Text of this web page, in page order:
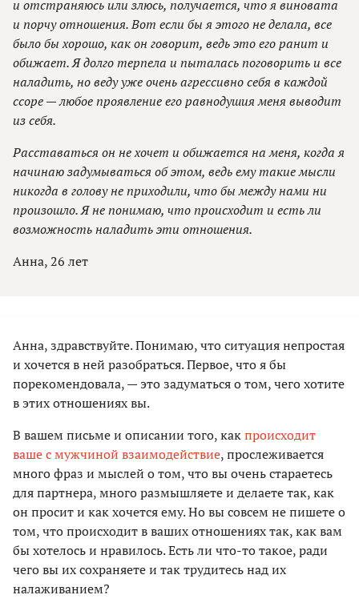
и отстраняюсь или злюсь, получается, что я виновата
и порчу отношения. Вот если бы я этого не делала, все
было бы хорошо, как он говорит, ведь это его ранит и
обижает. Я долго терпела и пыталась поговорить и все
наладить, но веду уже очень агрессивно себя в каждой
ссоре — любое проявление его равнодушия меня выводит
из себя.
Расставаться он не хочет и обижается на меня, когда я
начинаю задумываться об этом, ведь ему такие мысли
никогда в голову не приходили, что бы между нами ни
произошло. Я не понимаю, что происходит и есть ли
возможность наладить эти отношения.
Анна, 26 лет
Анна, здравствуйте. Понимаю, что ситуация непростая
и хочется в ней разобраться. Первое, что я бы
порекомендовала, — это задуматься о том, чего хотите
в этих отношениях вы.
В вашем письме и описании того, какпроисходит
ваше с мужчиной взаимодействие, прослеживается
много фраз и мыслей о том, что вы очень стараетесь
для партнера, много размышляете и делаете так, как
он просит и как хочется ему. Но вы совсем не пишете о
том, что происходит в ваших отношениях так, как вам
бы хотелось и нравилось. Есть ли что-то такое, ради
чего вы их сохраняете и так трудитесь над их
налаживанием?